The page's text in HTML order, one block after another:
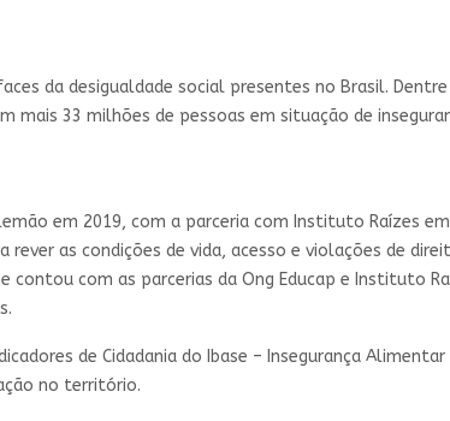
da desigualdade social presentes no Brasil.
33 milhões de pessoas em situação de
em 2019, com a parceria com Instituto Raízes
rever as condições de vida, acesso e violações de
contou com as parcerias da Ong Educap e Instituto
de Cidadania do Ibase – Insegurança
no território.